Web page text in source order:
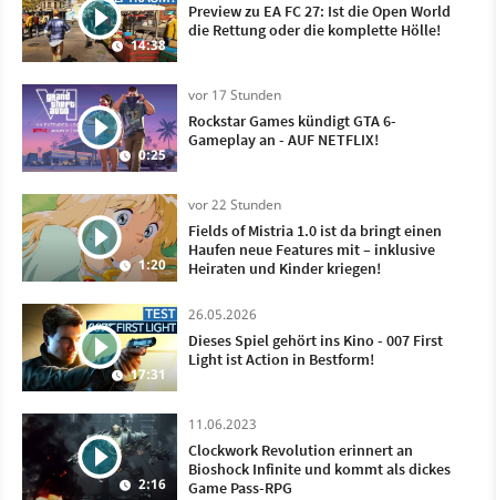
14:38
Preview zu EA FC 27: Ist die Open World
die Rettung oder die komplette Hölle!
0:25
vor 17 Stunden
Rockstar Games kündigt GTA 6-
Gameplay an - AUF NETFLIX!
1:20
vor 22 Stunden
Fields of Mistria 1.0 ist da bringt einen
Haufen neue Features mit – inklusive
Heiraten und Kinder kriegen!
17:31
26.05.2026
Dieses Spiel gehört ins Kino - 007 First
Light ist Action in Bestform!
2:16
11.06.2023
Clockwork Revolution erinnert an
Bioshock Infinite und kommt als dickes
Game Pass-RPG